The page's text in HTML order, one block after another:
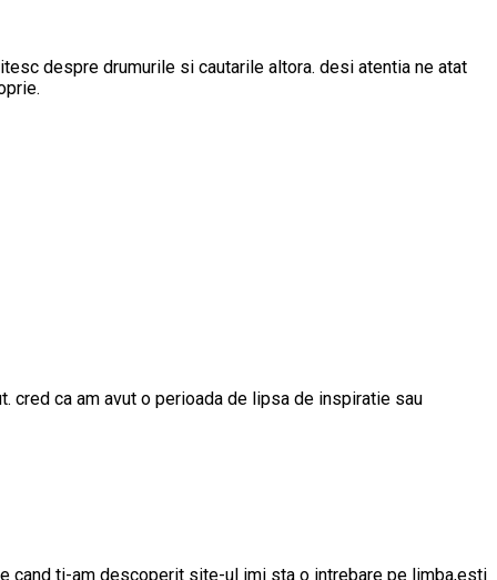
despre drumurile si cautarile altora. desi atentia ne atat
cred ca am avut o perioada de lipsa de inspiratie sau
ti-am descoperit site-ul imi sta o intrebare pe limba,esti